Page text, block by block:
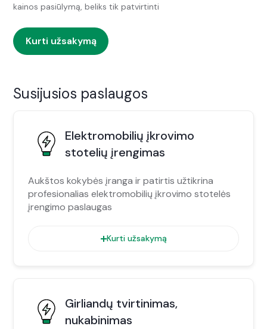
kainos pasiūlymą, beliks tik patvirtinti
Kurti užsakymą
Susijusios paslaugos
Elektromobilių įkrovimo
stotelių įrengimas
Aukštos kokybės įranga ir patirtis užtikrina
profesionalias elektromobilių įkrovimo stotelės
įrengimo paslaugas
Kurti užsakymą
Girliandų tvirtinimas,
nukabinimas